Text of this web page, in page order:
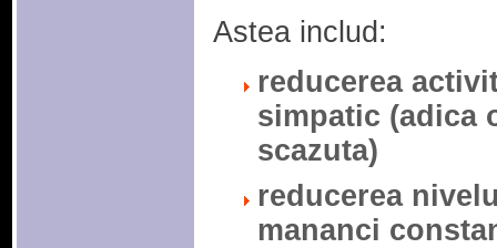
Astea includ:
reducerea
simpatic (adica
scazuta)
reducerea
mananci